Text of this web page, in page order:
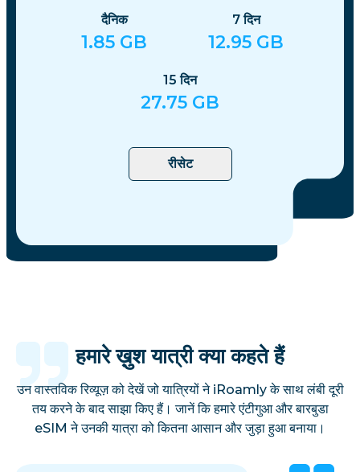
दैनिक
1.85 GB
7दिन
12.95 GB
15दिन
27.75 GB
रीसेट
हमारे ख़ुश यात्री क्या कहते हैं
उन वास्तविक रिव्यूज़ को देखें जो यात्रियों ने iRoamly के साथ लंबी दूरी
तय करने के बाद साझा किए हैं। जानें कि हमारे एंटीगुआ और बारबुडा
eSIM ने उनकी यात्रा को कितना आसान और जुड़ा हुआ बनाया।